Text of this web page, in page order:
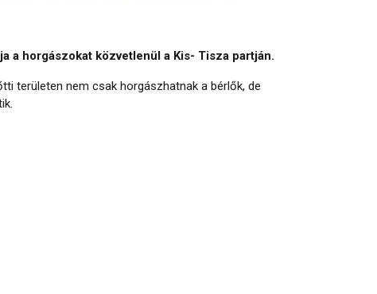
a horgászokat közvetlenül a Kis- Tisza partján.
területen nem csak horgászhatnak a bérlők, de